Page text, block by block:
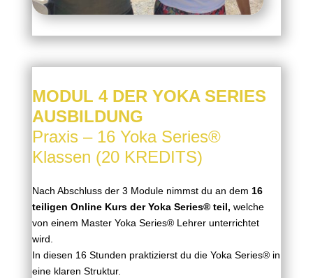
MODUL 4 DER YOKA SERIES
AUSBILDUNG
Praxis – 16 Yoka Series®
Klassen (20 KREDITS)
Nach Abschluss der 3 Module nimmst du an dem 16
teiligen Online Kurs der Yoka Series®teil, welche
von einem Master Yoka Series® Lehrer unterrichtet
wird.
In diesen 16 Stunden praktizierst du die Yoka Series® in
eine klaren Struktur.